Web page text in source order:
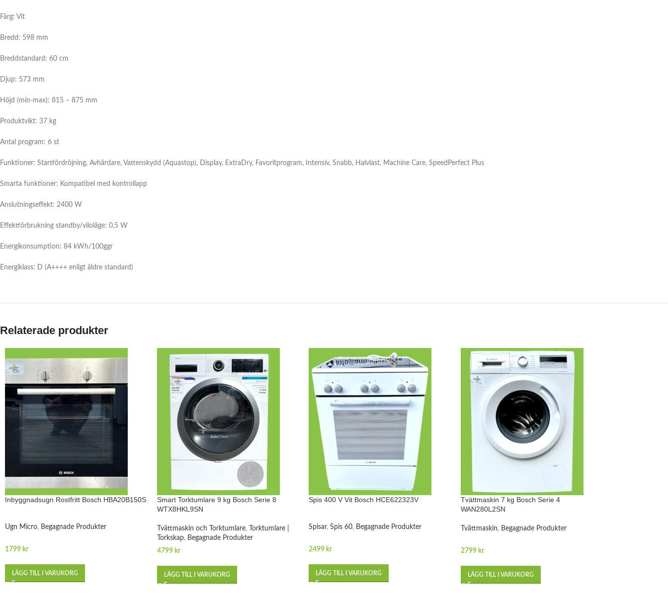
Färg: Vit
Bredd: 598 mm
Breddstandard: 60 cm
Djup: 573 mm
Höjd (min-max): 815 – 875 mm
Produktvikt: 37 kg
Antal program: 6 st
Funktioner: Startfördröjning, Avhärdare, Vattenskydd (Aquastop), Display, ExtraDry, Favoritprogram, Intensiv, Snabb, Halvlast, Machine Care, SpeedPerfect Plus
Smarta funktioner: Kompatibel med kontrollapp
Anslutningseffekt: 2400 W
Effektförbrukning standby/viloläge: 0.5 W
Energikonsumption: 84 kWh/100ggr
Energiklass: D (A++++ enligt äldre standard)
Relaterade produkter
Inbyggnadsugn Rostfritt Bosch HBA20B150S
Ugn Micro, Begagnade Produkter
1799 kr
LÄGG TILL I VARUKORG
Smart Torktumlare 9 kg Bosch Serie 8
WTX8HKL9SN
Tvättmaskin och Torktumlare,
Torktumlare |
Torkskap, Begagnade Produkter
4799 kr
LÄGG TILL I VARUKORG
Spis 400 V Vit Bosch HCE622323V
Spisar, Spis 60, Begagnade Produkter
2499 kr
LÄGG TILL I VARUKORG
Tvättmaskin 7 kg Bosch Serie 4
WAN280L2SN
Tvättmaskin, Begagnade Produkter
2799 kr
LÄGG TILL I VARUKORG